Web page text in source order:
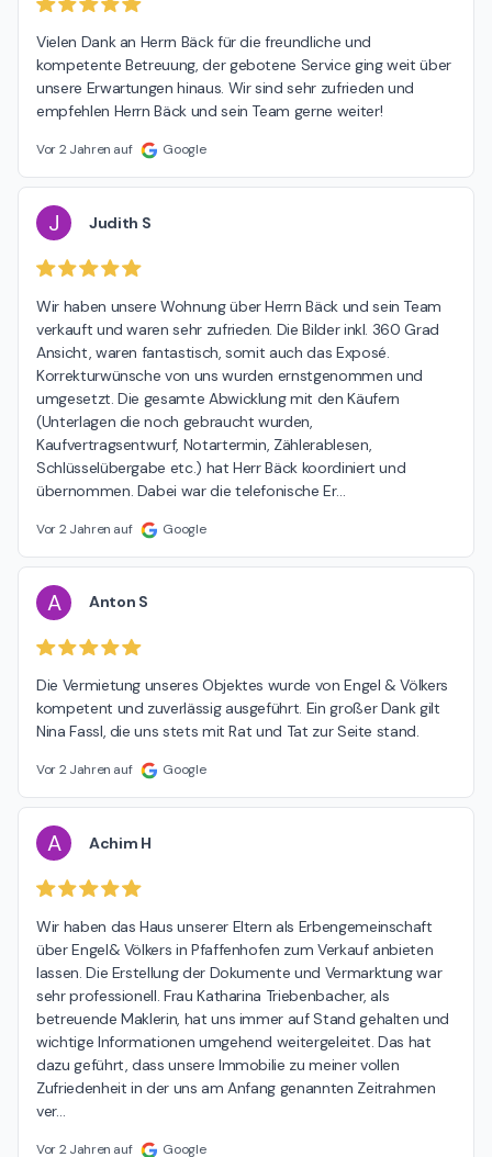
Vielen Dank an Herrn Bäck für die freundliche und
kompetente Betreuung, der gebotene Service ging weit über
unsere Erwartungen hinaus. Wir sind sehr zufrieden und
empfehlen Herrn Bäck und sein Team gerne weiter!
Vor 2 Jahren auf Google
J Judith S
Wir haben unsere Wohnung über Herrn Bäck und sein Team
verkauft und waren sehr zufrieden. Die Bilder inkl. 360 Grad
Ansicht, waren fantastisch, somit auch das Exposé.
Korrekturwünsche von uns wurden ernstgenommen und
umgesetzt. Die gesamte Abwicklung mit den Käufern
(Unterlagen die noch gebraucht wurden,
Kaufvertragsentwurf, Notartermin, Zählerablesen,
Schlüsselübergabe etc.) hat Herr Bäck koordiniert und
übernommen. Dabei war die telefonische Er…
Vor 2 Jahren auf Google
A Anton S
Die Vermietung unseres Objektes wurde von Engel & Völkers
kompetent und zuverlässig ausgeführt. Ein großer Dank gilt
Nina Fassl, die uns stets mit Rat und Tat zur Seite stand.
Vor 2 Jahren auf Google
A Achim H
Wir haben das Haus unserer Eltern als Erbengemeinschaft
über Engel& Völkers in Pfaffenhofen zum Verkauf anbieten
lassen. Die Erstellung der Dokumente und Vermarktung war
sehr professionell. Frau Katharina Triebenbacher, als
betreuende Maklerin, hat uns immer auf Stand gehalten und
wichtige Informationen umgehend weitergeleitet. Das hat
dazu geführt, dass unsere Immobilie zu meiner vollen
Zufriedenheit in der uns am Anfang genannten Zeitrahmen
ver…
Vor 2 Jahren auf Google